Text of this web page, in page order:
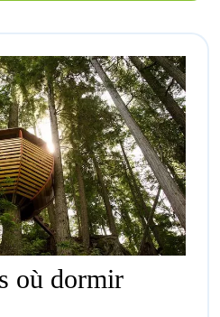
où dormirLieux